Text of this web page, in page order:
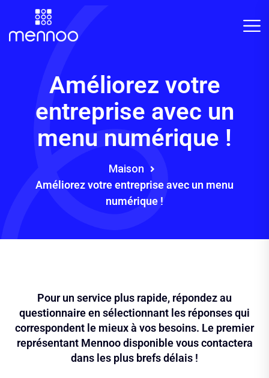
Améliorez votre
entreprise avec un
menu numérique !
Maison
Améliorez votre entreprise avec un menu
numérique !
Pour un service plus rapide, répondez au
questionnaire en sélectionnant les réponses qui
correspondent le mieux à vos besoins. Le premier
représentant Mennoo disponible vous contactera
dans les plus brefs délais !